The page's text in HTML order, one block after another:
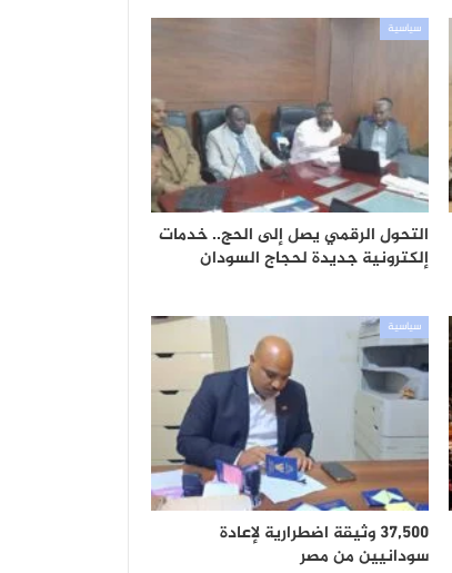
سياسية
التحول الرقمي يصل إلى الحج.. خدمات
إلكترونية جديدة لحجاج السودان
سياسية
37,500 وثيقة اضطرارية لإعادة
سودانيين من مصر